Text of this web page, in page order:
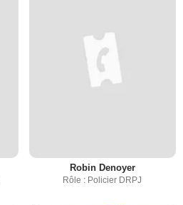
Robin Denoyer
Rôle : Policier DRPJ